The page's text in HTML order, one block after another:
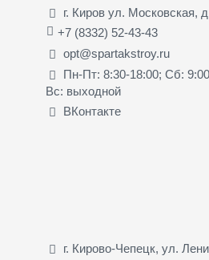
г. Киров ул. Московская,
+7 (8332) 52-43-43
opt@spartakstroy.ru
Пн-Пт: 8:30-18:00; Сб:
Вс: выходной
ВКонтакте
г. Кирово-Чепецк, ул.